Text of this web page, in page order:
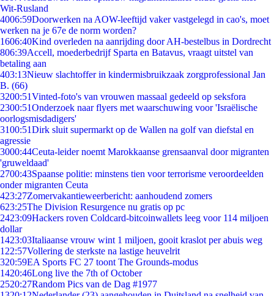
Wit-Rusland
4006:59Doorwerken na AOW-leeftijd vaker vastgelegd in cao's, moet
werken na je 67e de norm worden?
1606:40Kind overleden na aanrijding door AH-bestelbus in Dordrecht
806:39Accell, moederbedrijf Sparta en Batavus, vraagt uitstel van
betaling aan
403:13Nieuw slachtoffer in kindermisbruikzaak zorgprofessional Jan
B. (66)
3200:51Vinted-foto's van vrouwen massaal gedeeld op seksfora
2300:51Onderzoek naar flyers met waarschuwing voor 'Israëlische
oorlogsmisdadigers'
3100:51Dirk sluit supermarkt op de Wallen na golf van diefstal en
agressie
3000:44Ceuta-leider noemt Marokkaanse grensaanval door migranten
'gruweldaad'
2700:43Spaanse politie: minstens tien voor terrorisme veroordeelden
onder migranten Ceuta
423:27Zomervakantieweerbericht: aanhoudend zomers
623:25The Division Resurgence nu gratis op pc
2423:09Hackers roven Coldcard-bitcoinwallets leeg voor 114 miljoen
dollar
1423:03Italiaanse vrouw wint 1 miljoen, gooit kraslot per abuis weg
1 22:57Vollering de sterkste na lastige heuvelrit
320:59EA Sports FC 27 toont The Grounds-modus
1420:46Long live the 7th of October
2520:27Random Pics van de Dag #1977